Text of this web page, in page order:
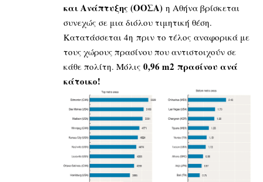
και Ανάπτυξης (ΟΟΣΑ) η Αθήνα βρίσκεται
συνεχώς σε μια διόλου τιμητική θέση.
Κατατάσσεται 4η πριν το τέλος αναφορικά με
τους χώρους πρασίνου που αντιστοιχούν σε
κάθε πολίτη. Μόλις 0,96 m2 πρασίνου ανά
κάτοικο!